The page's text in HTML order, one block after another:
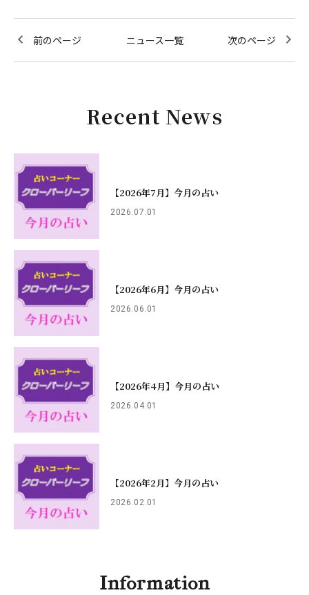
前のページ ニュース一覧 次のページ
Recent News
【2026年7月】今月の占い
2026.07.01
【2026年6月】今月の占い
2026.06.01
【2026年4月】今月の占い
2026.04.01
【2026年2月】今月の占い
2026.02.01
Information